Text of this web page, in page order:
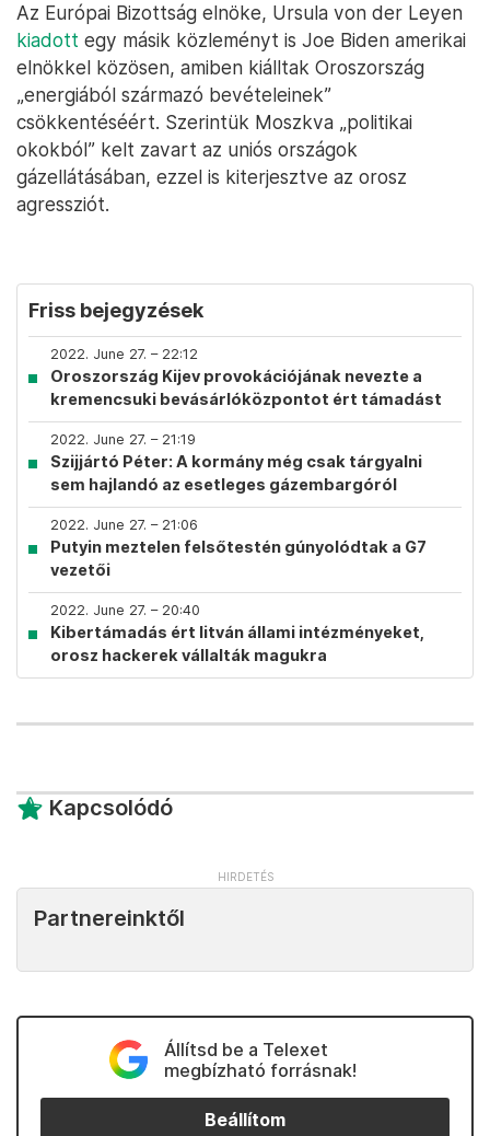
Az Európai Bizottság elnöke, Ursula von der Leyen
kiadott egy másik közleményt is Joe Biden amerikai
elnökkel közösen, amiben kiálltak Oroszország
„energiából származó bevételeinek”
csökkentéséért. Szerintük Moszkva „politikai
okokból” kelt zavart az uniós országok
gázellátásában, ezzel is kiterjesztve az orosz
agressziót.
Friss bejegyzések
2022. June 27. – 22:12
Oroszország Kijev provokációjának nevezte a
kremencsuki bevásárlóközpontot ért támadást
2022. June 27. – 21:19
Szijjártó Péter: A kormány még csak tárgyalni
sem hajlandó az esetleges gázembargóról
2022. June 27. – 21:06
Putyin meztelen felsőtestén gúnyolódtak a G7
vezetői
2022. June 27. – 20:40
Kibertámadás ért litván állami intézményeket,
orosz hackerek vállalták magukra
Kapcsolódó
Partnereinktől
Állítsd be a Telexet
megbízható forrásnak!
Beállítom